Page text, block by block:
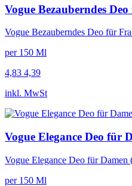
Vogue Bezauberndes
Vogue Bezauberndes Deo für
per 150 Ml
4,83 4,39
inkl. MwSt
Vogue Elegance Deo für
Vogue Elegance Deo für Damen
per 150 Ml